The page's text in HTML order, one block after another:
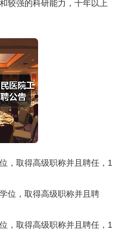
较强的科研能力，十年以上
取得高级职称并且聘任，1
，取得高级职称并且聘
取得高级职称并且聘任，1